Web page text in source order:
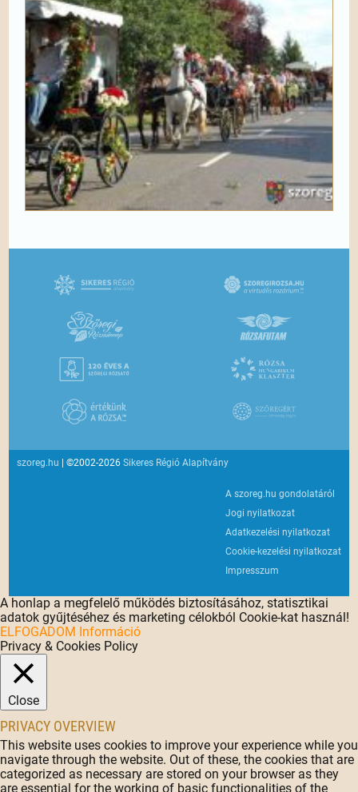
szoreg.hu | ©2002-2026Sikeres Régió Alapítvány
A szoreg.hu gondolatáról
Jogi nyilatkozat
Adatkezelési nyilatkozat
Cookie-kezelési nyilatkozat
Impresszum
A honlap a megfelelő működés biztosításához, statisztikai
adatok gyűjtéséhez és marketing célokból Cookie-kat használ!
ELFOGADOM Információ
Privacy & Cookies Policy
Close
PRIVACY OVERVIEW
This website uses cookies to improve your experience while you
navigate through the website. Out of these, the cookies that are
categorized as necessary are stored on your browser as they
are essential for the working of basic functionalities of the